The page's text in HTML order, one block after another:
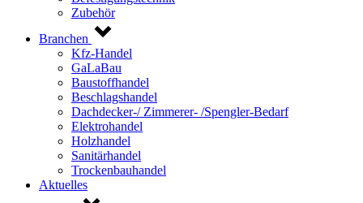
Zubehör
Branchen
Kfz-Handel
GaLaBau
Baustoffhandel
Beschlagshandel
Dachdecker-/ Zimmerer- /Spengler-Bedarf
Elektrohandel
Holzhandel
Sanitärhandel
Trockenbauhandel
Aktuelles